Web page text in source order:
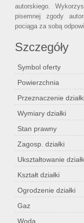
autorskiego.
pisemnej zgody
pociąga za sobą
Szczegóły
Symbol oferty
Powierzchnia
Przeznaczenie
Wymiary działki
Stan prawny
Zagosp. działki
Ukształtowanie
Kształt działki
Ogrodzenie działki
Gaz
Woda